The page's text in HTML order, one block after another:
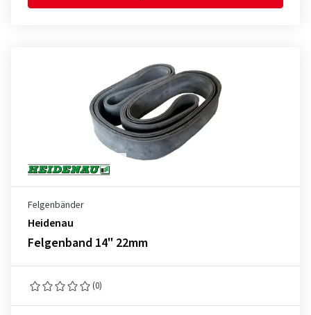
Felgenbänder
Heidenau
Felgenband 14" 22mm
(0)